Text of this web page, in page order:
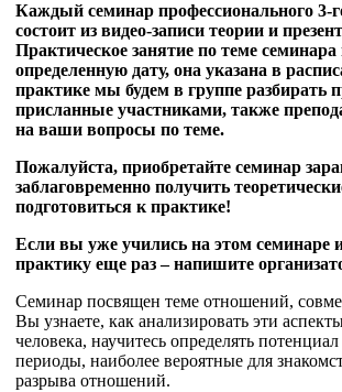
Каждый семинар профессионального 3-
состоит из видео-записи теории и
Практическое занятие по теме
определенную дату, она указана в
практике мы будем в группе разбирать
присланные участниками, также
на ваши вопросы по теме.
Пожалуйста, приобретайте семинар
заблаговременно получить
подготовиться к практике!
Если вы уже учились на этом семинаре
практику еще раз – напишите
Семинар посвящен теме отношений,
Вы узнаете, как анализировать эти
человека, научитесь определять
периоды, наиболее вероятные для
разрыва отношений.